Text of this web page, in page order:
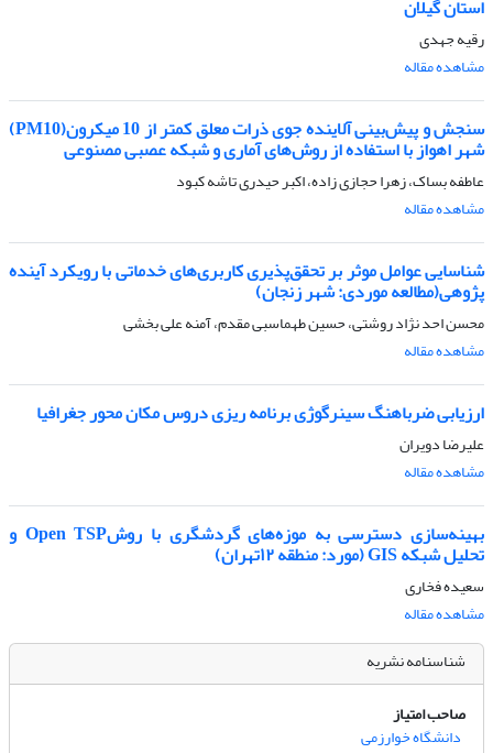
استان گیلان
رقیه جهدی
مشاهده مقاله
سنجش و پیش‌بینی آلاینده جوی ذرات معلق کمتر از 10 میکرون(PM10)
شهر اهواز با استفاده از روش‌های آماری و شبکه عصبی مصنوعی
عاطفه بساک، زهرا حجازی زاده، اکبر حیدری تاشه کبود
مشاهده مقاله
شناسایی عوامل موثر بر تحقق‌پذیری کاربری‌های خدماتی با رویکرد آینده
پژوهی(مطالعه موردی: شهر زنجان)
محسن احد نژاد روشتی، حسین طهماسبی مقدم، آمنه علی بخشی
مشاهده مقاله
ارزیابی ضرباهنگ سینرگوژی برنامه ریزی دروس مکان محور جغرافیا
علیرضا دویران
مشاهده مقاله
بهینه‌سازی دسترسی به موزه‌های گردشگری با روشOpen TSP و
تحلیل شبکه GIS (مورد: منطقه ۱۲تهران)
سعیده فخاری
مشاهده مقاله
شناسنامه نشریه
صاحب امتیاز
دانشگاه خوارزمی